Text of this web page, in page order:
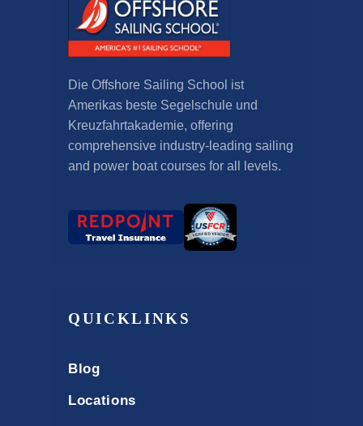
Die Offshore Sailing School ist
Amerikas beste Segelschule und
Kreuzfahrtakademie, offering
comprehensive industry-leading sailing
and power boat courses for all levels.
QUICKLINKS
Blog
Locations